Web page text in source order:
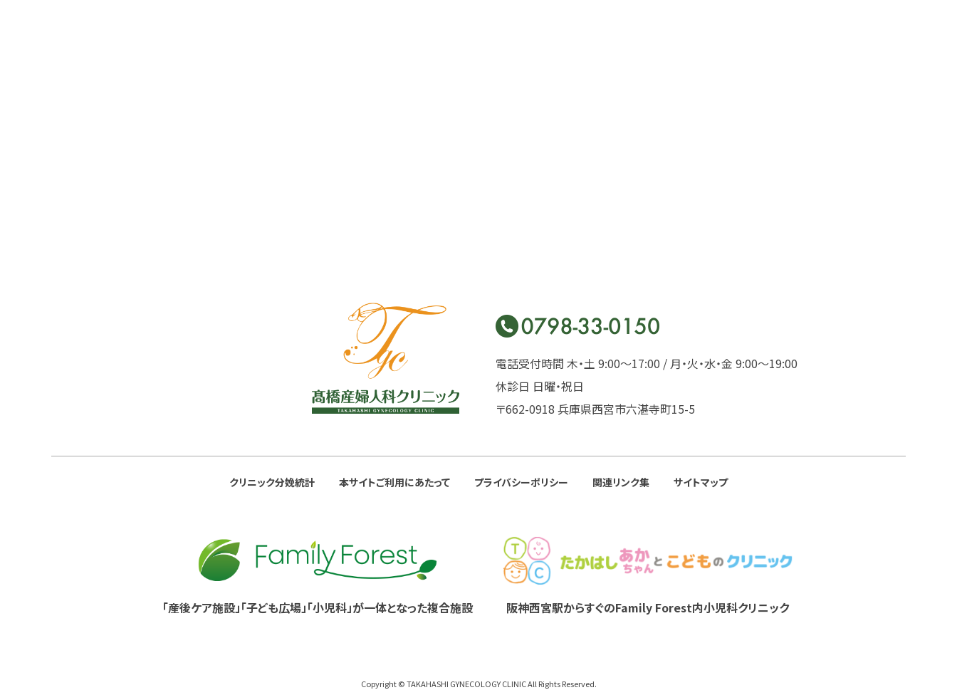
電話受付時間 木・土 9:00〜17:00 / 月・火・水・金 9:00〜19:00
休診日 日曜・祝日
〒662-0918 兵庫県西宮市六湛寺町15-5
クリニック分娩統計 本サイトご利用にあたって プライバシーポリシー 関連リンク集 サイトマップ
「産後ケア施設」「子ども広場」「小児科」が一体となった複合施設 阪神西宮駅からすぐのFamily Forest内小児科クリニック
Copyright ©TAKAHASHI GYNECOLOGY CLINICAll Rights Reserved.